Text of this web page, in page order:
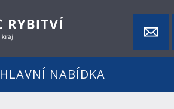
HLAVNÍ NABÍDKA